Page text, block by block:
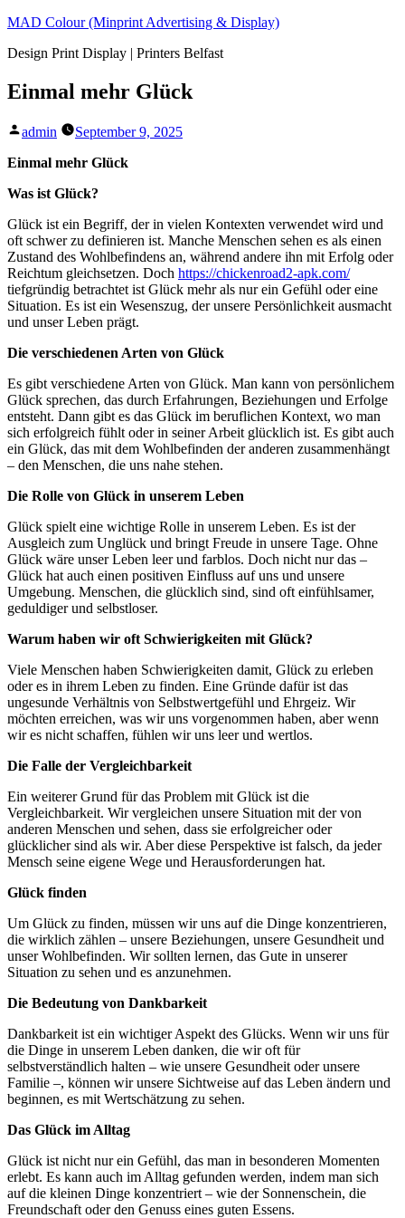
Skip
content
MAD Colour (Minprint Advertising & Display)
Design Print Display | Printers Belfast
Einmal mehr Glück
Posted
admin
September 9, 2025
Einmal mehr Glück
Was ist Glück?
Glück ist ein Begriff, der in vielen Kontexten verwendet wird und
oft schwer zu definieren ist. Manche Menschen sehen es als einen
Zustand des Wohlbefindens an, während andere ihn mit Erfolg oder
Reichtum gleichsetzen. Doch https://chickenroad2-apk.com/
tiefgründig betrachtet ist Glück mehr als nur ein Gefühl oder eine
Situation. Es ist ein Wesenszug, der unsere Persönlichkeit ausmacht
und unser Leben prägt.
Die verschiedenen Arten von Glück
Es gibt verschiedene Arten von Glück. Man kann von persönlichem
Glück sprechen, das durch Erfahrungen, Beziehungen und Erfolge
entsteht. Dann gibt es das Glück im beruflichen Kontext, wo man
sich erfolgreich fühlt oder in seiner Arbeit glücklich ist. Es gibt auch
ein Glück, das mit dem Wohlbefinden der anderen zusammenhängt
– den Menschen, die uns nahe stehen.
Die Rolle von Glück in unserem Leben
Glück spielt eine wichtige Rolle in unserem Leben. Es ist der
Ausgleich zum Unglück und bringt Freude in unsere Tage. Ohne
Glück wäre unser Leben leer und farblos. Doch nicht nur das –
Glück hat auch einen positiven Einfluss auf uns und unsere
Umgebung. Menschen, die glücklich sind, sind oft einfühlsamer,
geduldiger und selbstloser.
Warum haben wir oft Schwierigkeiten mit Glück?
Viele Menschen haben Schwierigkeiten damit, Glück zu erleben
oder es in ihrem Leben zu finden. Eine Gründe dafür ist das
ungesunde Verhältnis von Selbstwertgefühl und Ehrgeiz. Wir
möchten erreichen, was wir uns vorgenommen haben, aber wenn
wir es nicht schaffen, fühlen wir uns leer und wertlos.
Die Falle der Vergleichbarkeit
Ein weiterer Grund für das Problem mit Glück ist die
Vergleichbarkeit. Wir vergleichen unsere Situation mit der von
anderen Menschen und sehen, dass sie erfolgreicher oder
glücklicher sind als wir. Aber diese Perspektive ist falsch, da jeder
Mensch seine eigene Wege und Herausforderungen hat.
Glück finden
Um Glück zu finden, müssen wir uns auf die Dinge konzentrieren,
die wirklich zählen – unsere Beziehungen, unsere Gesundheit und
unser Wohlbefinden. Wir sollten lernen, das Gute in unserer
Situation zu sehen und es anzunehmen.
Die Bedeutung von Dankbarkeit
Dankbarkeit ist ein wichtiger Aspekt des Glücks. Wenn wir uns für
die Dinge in unserem Leben danken, die wir oft für
selbstverständlich halten – wie unsere Gesundheit oder unsere
Familie –, können wir unsere Sichtweise auf das Leben ändern und
beginnen, es mit Wertschätzung zu sehen.
Das Glück im Alltag
Glück ist nicht nur ein Gefühl, das man in besonderen Momenten
erlebt. Es kann auch im Alltag gefunden werden, indem man sich
auf die kleinen Dinge konzentriert – wie der Sonnenschein, die
Freundschaft oder den Genuss eines guten Essens.